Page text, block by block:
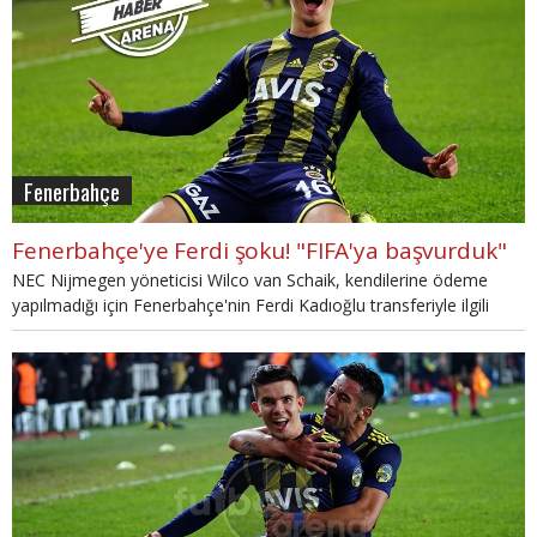
Fenerbahçe
Fenerbahçe'ye Ferdi şoku! "FIFA'ya başvurduk"
NEC Nijmegen yöneticisi Wilco van Schaik, kendilerine ödeme
yapılmadığı için Fenerbahçe'nin Ferdi Kadıoğlu transferiyle ilgili
FIFA'ya başvurduklarını açıkladı.